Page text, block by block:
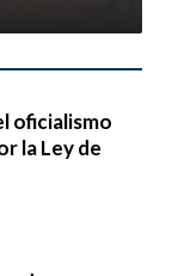
oficialismo
la Ley de